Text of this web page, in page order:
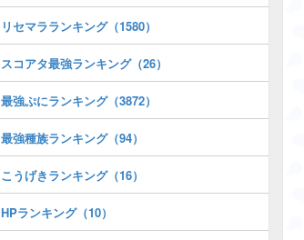
リセマラランキング（1580）
スコアタ最強ランキング（26）
最強ぷにランキング（3872）
最強種族ランキング（94）
こうげきランキング（16）
HPランキング（10）